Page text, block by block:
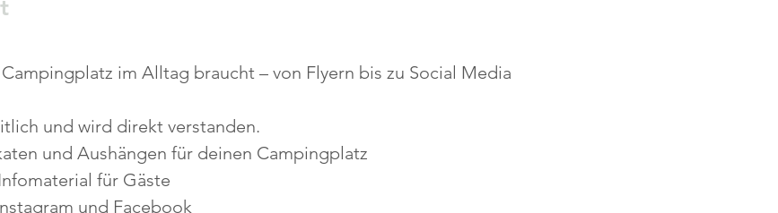
im Alltag braucht – von Flyern bis zu Social Media
und wird direkt verstanden.
und Aushängen für deinen Campingplatz
für Gäste
und Facebook